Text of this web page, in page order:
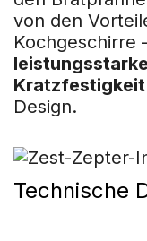
von den
Kochgeschirre
Kratzfestigkeit
Design.
Technische